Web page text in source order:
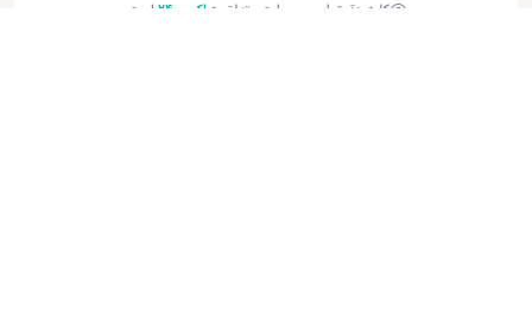
کلیه حقوق این وب‌سایت متعلق به اکسین‌24
است.